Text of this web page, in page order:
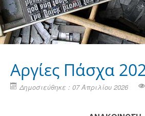
Aργίες Πάσχα
Δημοσιεύθηκε : 07 Απριλίου 2026